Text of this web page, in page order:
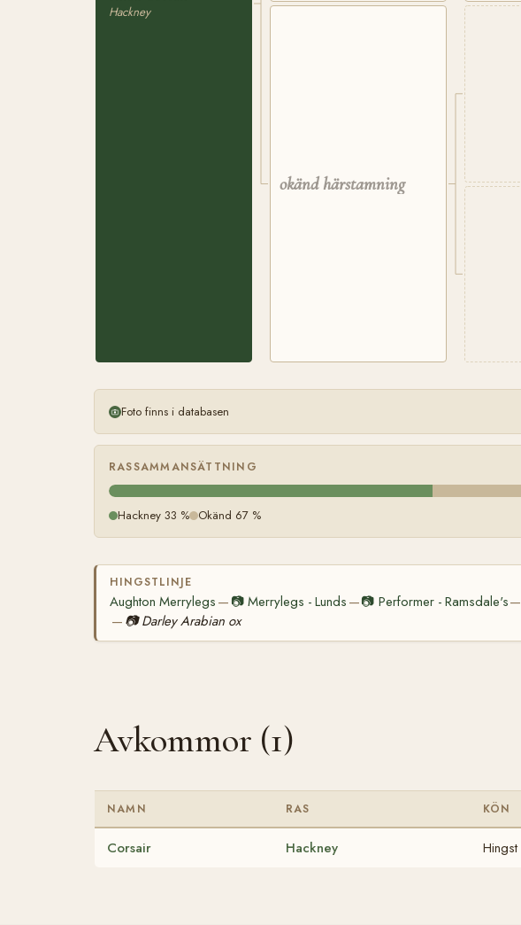
Hackney
okänd härstamning
Foto finns i databasen
RASSAMMANSÄTTNING
Hackney 33 % Okänd 67 %
HINGSTLINJE
Aughton Merrylegs — 📷Merrylegs - Lunds —📷 Performer - Ramsdale's—
— 📷 Darley Arabian ox
Avkommor (1)
NAMN RAS KÖN
Corsair Hackney Hingst